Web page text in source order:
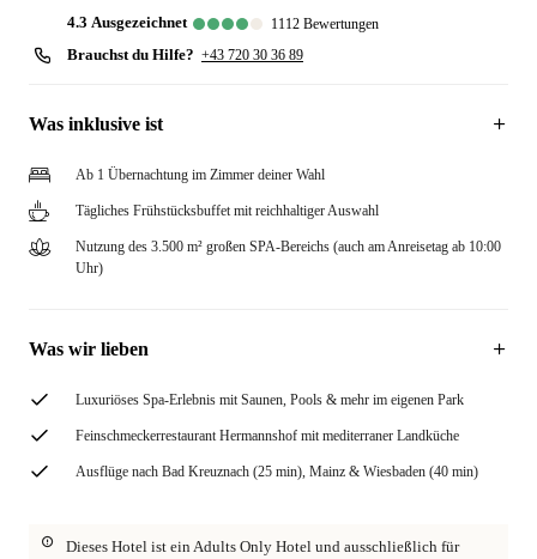
4.3 ausgezeichnet 1112 Bewertungen
Brauchst du Hilfe? +43 720 30 36 89
Was inklusive ist
Ab 1 Übernachtung im Zimmer deiner Wahl
Tägliches Frühstücksbuffet mit reichhaltiger Auswahl
Nutzung des 3.500 m² großen SPA-Bereichs (auch am Anreisetag ab 10:00
Uhr)
Was wir lieben
Luxuriöses Spa-Erlebnis mit Saunen, Pools & mehr im eigenen Park
Feinschmeckerrestaurant Hermannshof mit mediterraner Landküche
Ausflüge nach Bad Kreuznach (25 min), Mainz & Wiesbaden (40 min)
Dieses Hotel ist ein Adults Only Hotel und ausschließlich für